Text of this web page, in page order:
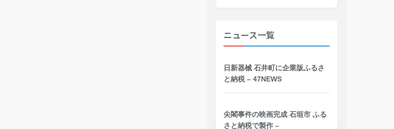
ニュース一覧
日新器械 石井町に企業版ふるさ
と納税 – 47NEWS
尖閣事件の映画完成 石垣市 ふる
さと納税で製作 –